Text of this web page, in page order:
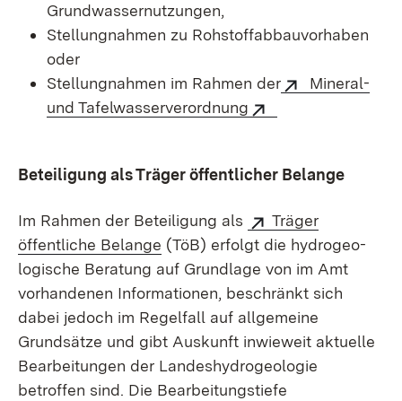
Grundwassernutzungen,
Stellungnahmen zu Rohstoffabbauvorhaben
oder
Stellungnahmen im Rahmen der
Mineral-
und Tafelwasserverordnung
Beteiligung als Träger öffentlicher Belange
Im Rahmen der Beteiligung als
Träger
öffentliche Belange (TöB) erfolgt die hydro­geo­
logische Beratung auf Grundlage von im Amt
vorhandenen Infor­mationen, beschränkt sich
dabei jedoch im Regelfall auf allgemeine
Grundsätze und gibt Auskunft inwieweit aktuelle
Bearbeitungen der Landes­hydrogeologie
betroffen sind. Die Be­arbei­tungs­­tiefe